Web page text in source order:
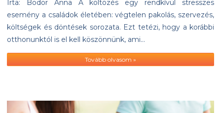
Írta: Bodor Anna A költözés egy rendkívül stresszes
esemény a családok életében: végtelen pakolás, szervezés,
költségek és döntések sorozata. Ezt tetézi, hogy a korábbi
otthonunktól is el kell köszönnünk, ami…
Tovább olvasom »